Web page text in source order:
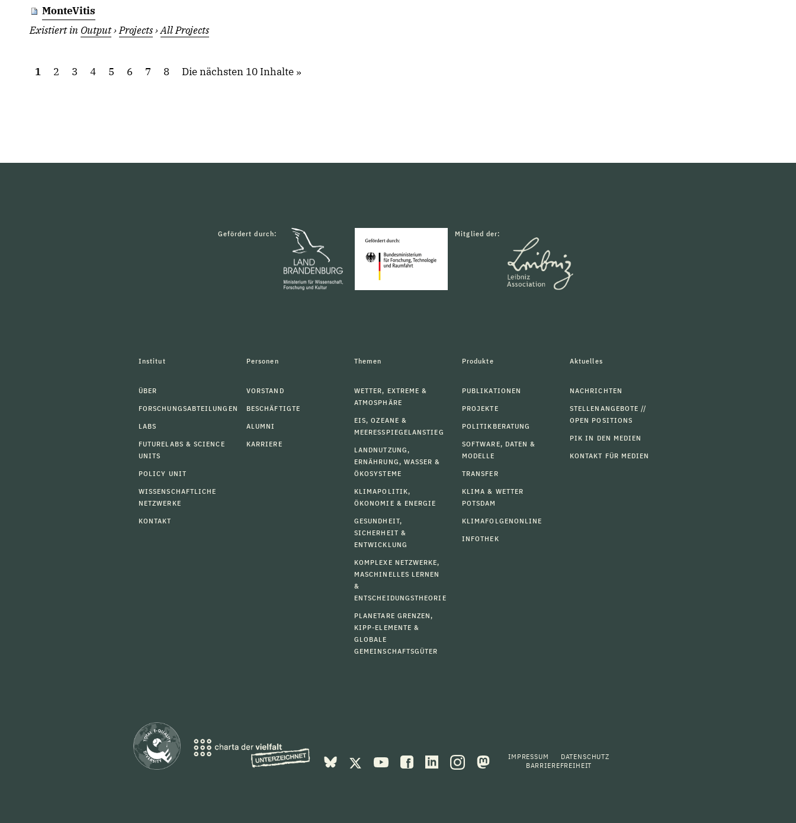
MonteVitis
Existiert in Output›Projects›All Projects
1 2 3 4 5 6 7 8 Die nächsten 10 Inhalte
Gefördert durch: Mitglied der:
Institut
ÜBER
FORSCHUNGSABTEILUNGEN
LABS
FUTURELABS & SCIENCE
UNITS
POLICY UNIT
WISSENSCHAFTLICHE
NETZWERKE
KONTAKT
Personen
VORSTAND
BESCHÄFTIGTE
ALUMNI
KARRIERE
Themen
WETTER, EXTREME &
ATMOSPHÄRE
EIS, OZEANE &
MEERESSPIEGELANSTIEG
LANDNUTZUNG,
ERNÄHRUNG, WASSER &
ÖKOSYSTEME
KLIMAPOLITIK,
ÖKONOMIE & ENERGIE
GESUNDHEIT,
SICHERHEIT &
ENTWICKLUNG
KOMPLEXE NETZWERKE,
MASCHINELLES LERNEN
&
ENTSCHEIDUNGSTHEORIE
PLANETARE GRENZEN,
KIPP-ELEMENTE &
GLOBALE
GEMEINSCHAFTSGÜTER
Produkte
PUBLIKATIONEN
PROJEKTE
POLITIKBERATUNG
SOFTWARE, DATEN &
MODELLE
TRANSFER
KLIMA & WETTER
POTSDAM
KLIMAFOLGENONLINE
INFOTHEK
Aktuelles
NACHRICHTEN
STELLENANGEBOTE //
OPEN POSITIONS
PIK IN DEN MEDIEN
KONTAKT FÜR MEDIEN
IMPRESSUM
DATENSCHUTZ
BARRIEREFREIHEIT